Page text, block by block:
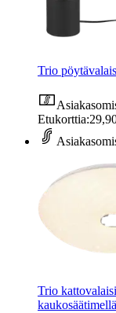
Trio
Etukorttia:
Trio